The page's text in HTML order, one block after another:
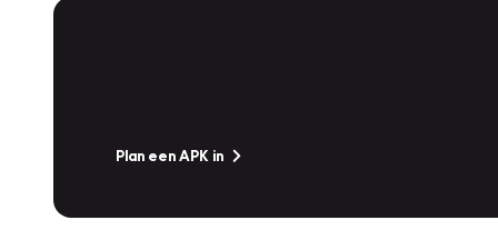
Plan een APK in